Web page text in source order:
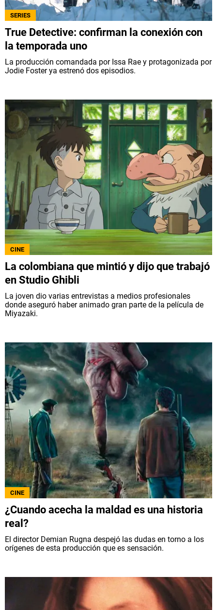
NETFLIX
PRIME VIDEO
APPLE TV+
CELEBRITIES
PASATIEMPOS
INFLUENCERS
SPOILER US
QUIENES SOMOS | STAFF CONTACTO
|
Escribe en Spoiler
Términos y Condiciones
Políticas de Privacidad
Política Editorial
Ad Choices
compañía perteneciente a Better Collective.
Todos los derechos reservados.
SERIES
True Detective: confirman la conexión con
la temporada uno
La producción comandada por Issa Rae y protagonizada por
Jodie Foster ya estrenó dos episodios.
CINE
La colombiana que mintió y dijo que trabajó
en Studio Ghibli
La joven dio varias entrevistas a medios profesionales
donde aseguró haber animado gran parte de la película de
Miyazaki.
CINE
¿Cuando acecha la maldad es una historia
real?
El director Demian Rugna despejó las dudas en torno a los
orígenes de esta producción que es sensación.